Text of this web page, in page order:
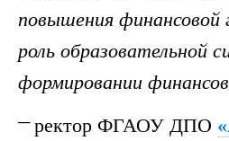
повышения
роль образовательной
формировании
ректор ФГАОУ ДПО